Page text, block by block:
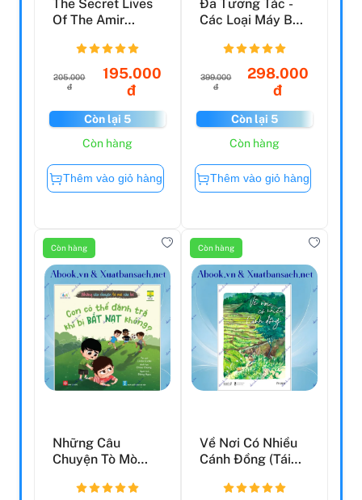
The Secret Lives
Of The Amir
Airside,...
205.000
đ
195.000
đ
Còn lại 5
Còn hàng
Thêm vào giỏ hàng
Đa Tương Tác -
Các Loại Máy Bay
399.000
đ
298.000
đ
Còn lại 5
Còn hàng
Thêm vào giỏ hàng
Còn hàng
Những Câu
Chuyện Tò Mò
Thể Đánh Tr...
Còn hàng
Về Nơi Có Nhiều
Cánh Đồng (Tái